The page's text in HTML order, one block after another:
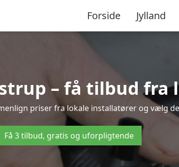
Forside Jylland
– få tilbud fra
priser fra lokale installatører og vælg
Få 3 tilbud, gratis og uforpligtende